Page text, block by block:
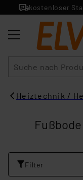
kostenloser
Heiztechnik /
Filter